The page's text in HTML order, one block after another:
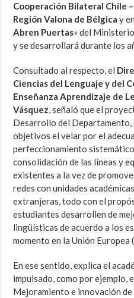
Cooperación Bilateral Chile
Región Valona de Bélgica y
Abren Puertas» del
y se desarrollará durante los
Consultado al respecto, el
Ciencias del Lenguaje y del
Enseñanza Aprendizaje de
Vásquez, señaló que el
Desarrollo del Departamento,
objetivos el velar por el
perfeccionamiento
consolidación de las líneas y
existentes a la vez de
redes con unidades
extranjeras, todo con el
estudiantes desarrollen de
lingüísticas de acuerdo a los
momento en la Unión Europea
En ese sentido, explica el
impulsado, como por ejemplo,
Mejoramiento e innovación de